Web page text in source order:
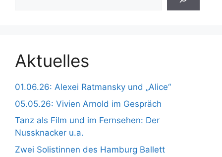
Aktuelles
01.06.26: Alexei Ratmansky und „Alice“
05.05.26: Vivien Arnold im Gespräch
Tanz als Film und im Fernsehen: Der
Nussknacker u.a.
Zwei Solistinnen des Hamburg Ballett